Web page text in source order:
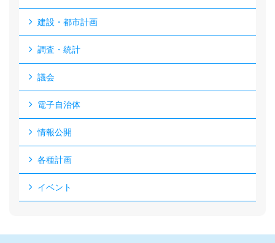
建設・都市計画
調査・統計
議会
電子自治体
情報公開
各種計画
イベント